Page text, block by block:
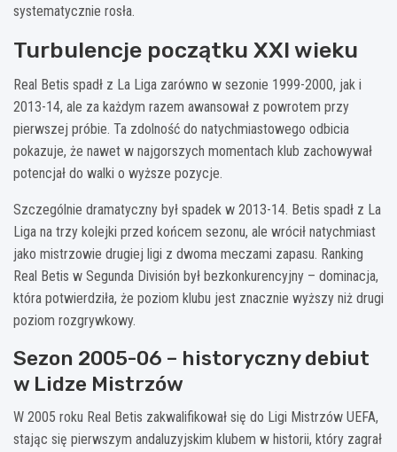
systematycznie rosła.
Turbulencje początku XXI wieku
Real Betis spadł z La Liga zarówno w sezonie 1999-2000, jak i
2013-14, ale za każdym razem awansował z powrotem przy
pierwszej próbie. Ta zdolność do natychmiastowego odbicia
pokazuje, że nawet w najgorszych momentach klub zachowywał
potencjał do walki o wyższe pozycje.
Szczególnie dramatyczny był spadek w 2013-14. Betis spadł z La
Liga na trzy kolejki przed końcem sezonu, ale wrócił natychmiast
jako mistrzowie drugiej ligi z dwoma meczami zapasu. Ranking
Real Betis w Segunda División był bezkonkurencyjny – dominacja,
która potwierdziła, że poziom klubu jest znacznie wyższy niż drugi
poziom rozgrywkowy.
Sezon 2005-06 – historyczny debiut
w Lidze Mistrzów
W 2005 roku Real Betis zakwalifikował się do Ligi Mistrzów UEFA,
stając się pierwszym andaluzyjskim klubem w historii, który zagrał